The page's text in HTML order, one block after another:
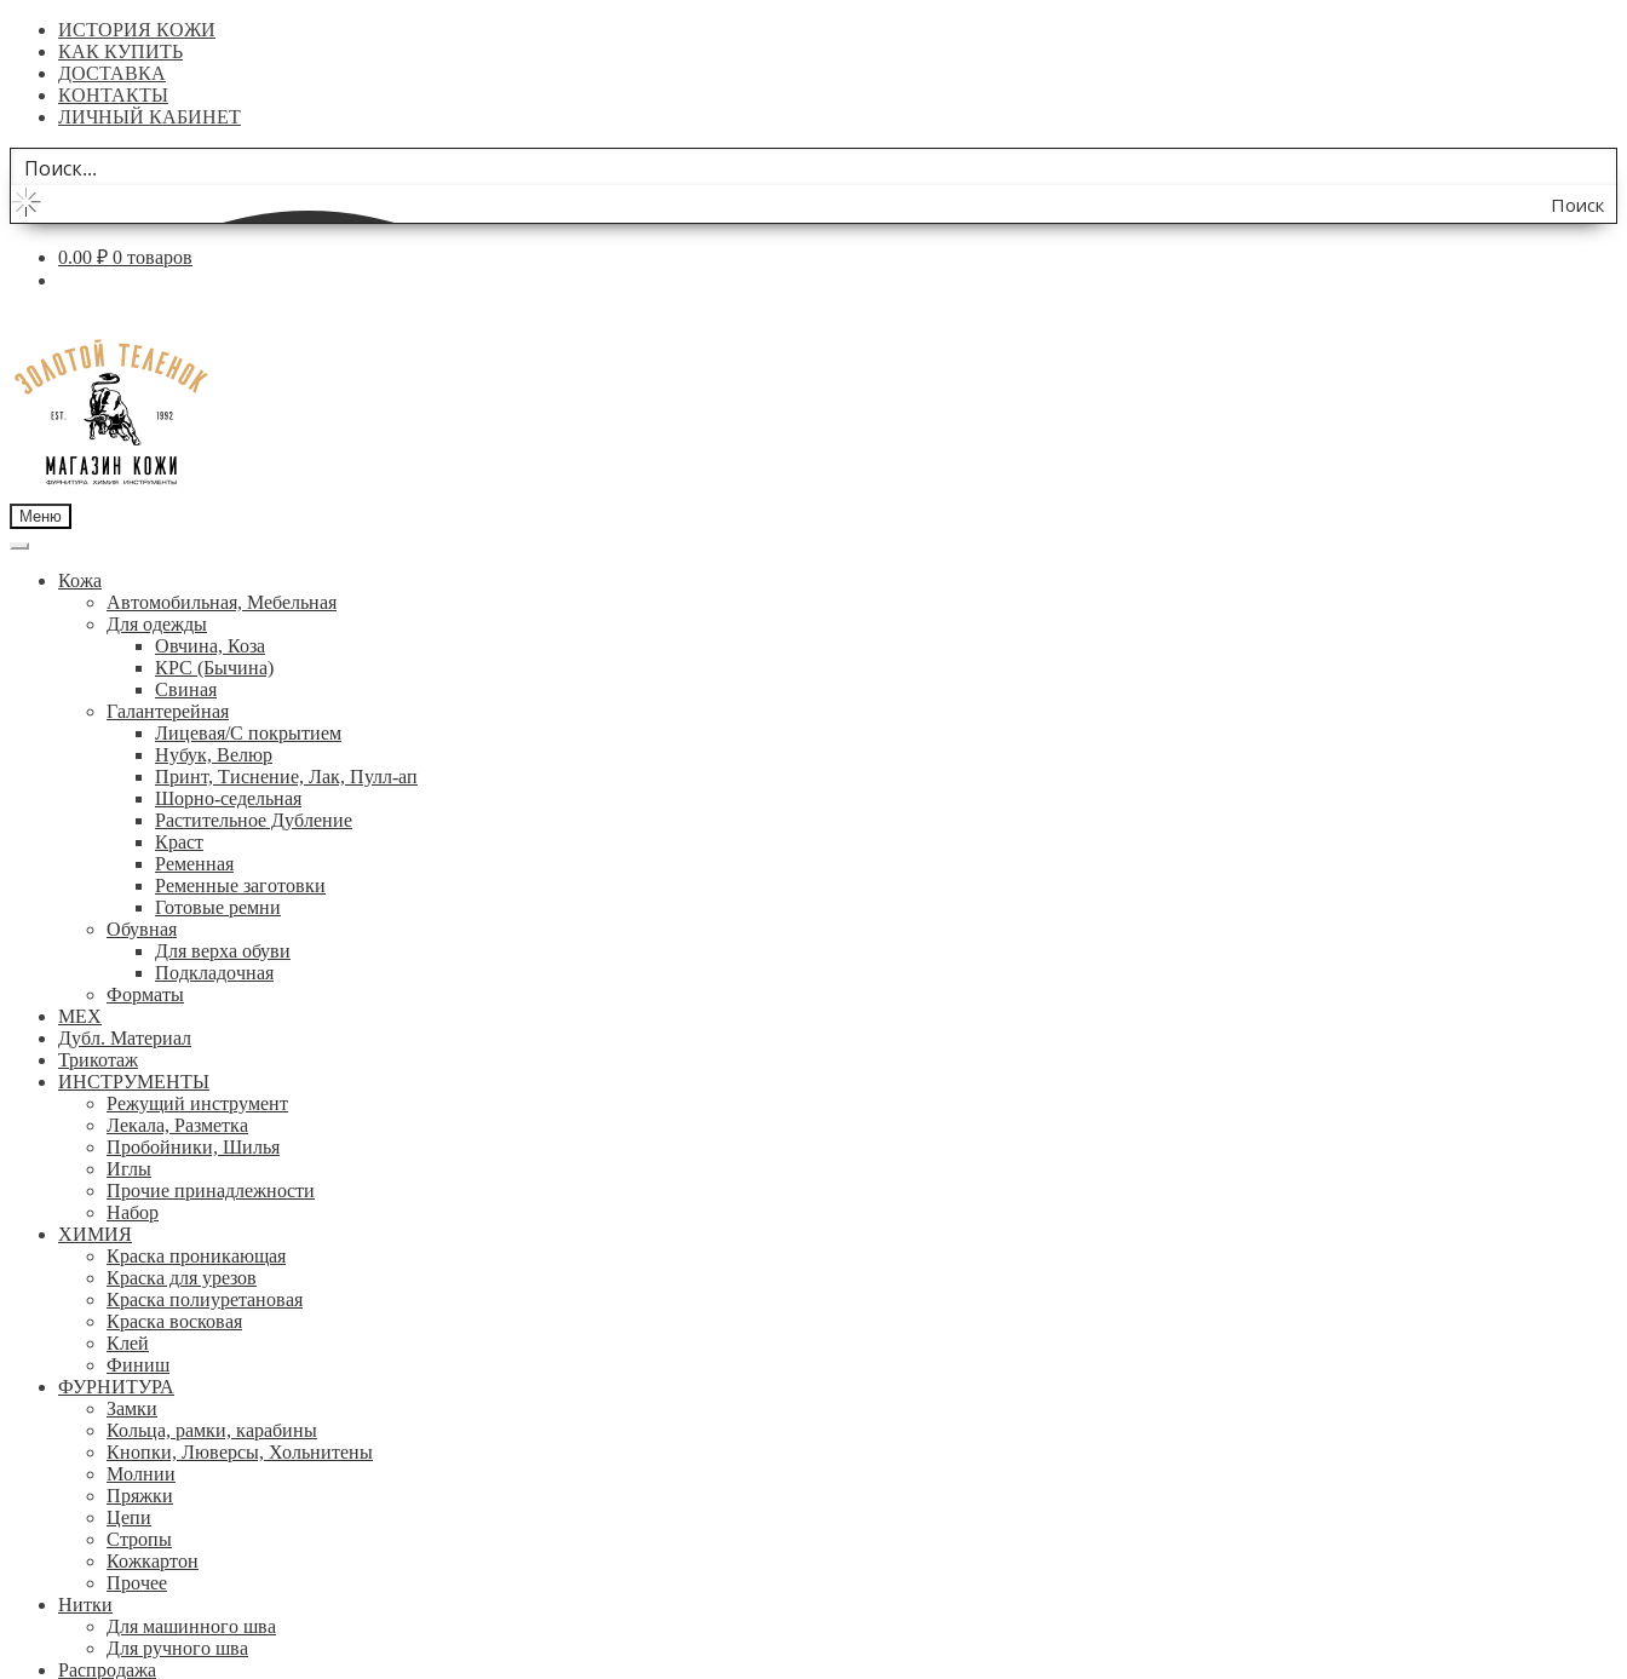
ИСТОРИЯ КОЖИ
КАК КУПИТЬ
ДОСТАВКА
КОНТАКТЫ
ЛИЧНЫЙ КАБИНЕТ
Поиск
по
0.00 ₽ 0 товаров
навигации
содержимому
Меню
Кожа
Автомобильная, Мебельная
Для одежды
Овчина, Коза
КРС (Бычина)
Свиная
Галантерейная
Лицевая/С покрытием
Нубук, Велюр
Принт, Тиснение, Лак, Пулл-ап
Шорно-седельная
Растительное Дубление
Краст
Ременная
Ременные заготовки
Готовые ремни
Обувная
Для верха обуви
Подкладочная
Форматы
МЕХ
Дубл. Материал
Трикотаж
ИНСТРУМЕНТЫ
Режущий инструмент
Лекала, Разметка
Пробойники, Шилья
Иглы
Прочие принадлежности
Набор
ХИМИЯ
Краска проникающая
Краска для урезов
Краска полиуретановая
Краска восковая
Клей
Финиш
ФУРНИТУРА
Замки
Кольца, рамки, карабины
Кнопки, Люверсы, Хольнитены
Молнии
Пряжки
Цепи
Стропы
Кожкартон
Прочее
Нитки
Для машинного шва
Для ручного шва
Распродажа